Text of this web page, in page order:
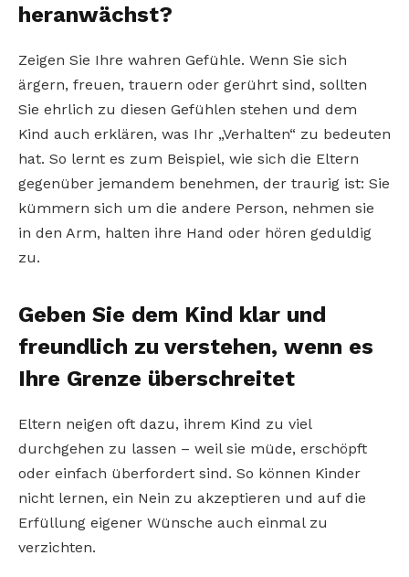
heranwächst?
Zeigen Sie Ihre wahren Gefühle. Wenn Sie sich
ärgern, freuen, trauern oder gerührt sind, sollten
Sie ehrlich zu diesen Gefühlen stehen und dem
Kind auch erklären, was Ihr „Verhalten“ zu bedeuten
hat. So lernt es zum Beispiel, wie sich die Eltern
gegenüber jemandem benehmen, der traurig ist: Sie
kümmern sich um die andere Person, nehmen sie
in den Arm, halten ihre Hand oder hören geduldig
zu.
Geben Sie dem Kind klar und
freundlich zu verstehen, wenn es
Ihre Grenze überschreitet
Eltern neigen oft dazu, ihrem Kind zu viel
durchgehen zu lassen – weil sie müde, erschöpft
oder einfach überfordert sind. So können Kinder
nicht lernen, ein Nein zu akzeptieren und auf die
Erfüllung eigener Wünsche auch einmal zu
verzichten.